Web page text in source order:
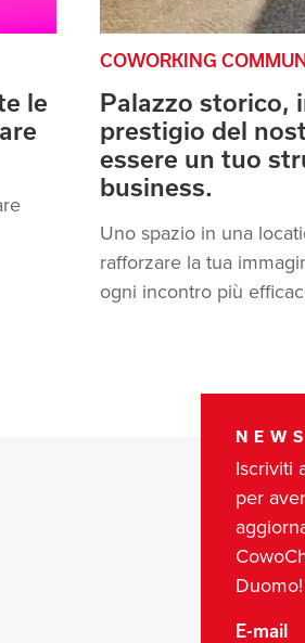
le
COWORKING
Palazzo storico,
prestigio del
essere un tuo
business.
Uno spazio in una
rafforzare la tua
ogni incontro più
Iscriviti
per
E-mail